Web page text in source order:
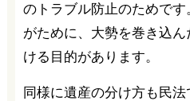
のトラブル防止のためで
がために、大勢を巻き込
ける目的があります。
同様に遺産の分け方も民